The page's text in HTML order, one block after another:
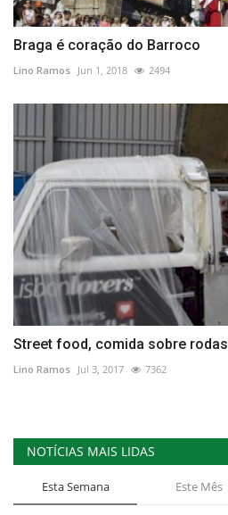
Braga é coração do Barroco
Lino Ramos Jun 1, 2018 2494
Street food, comida sobre rodas
Lino Ramos Jul 3, 2017 7362
NOTÍCIAS MAIS LIDAS
Esta Semana Este Mês